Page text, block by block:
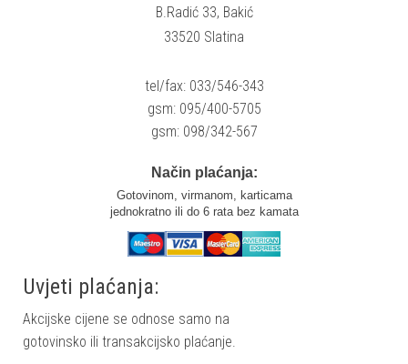
B.Radić 33, Bakić
33520 Slatina
tel/fax: 033/546-343
gsm: 095/400-5705
gsm: 098/342-567
Način plaćanja:
Gotovinom, virmanom, karticama
jednokratno ili do 6 rata bez kamata
Uvjeti plaćanja:
Akcijske cijene se odnose samo na
gotovinsko ili transakcijsko plaćanje.